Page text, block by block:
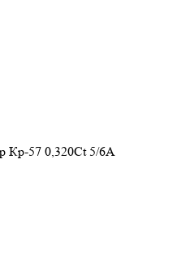
Кр-57 0,320Ct 5/6А